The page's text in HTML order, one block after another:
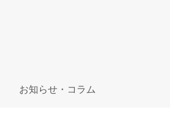
お知らせ・コラム